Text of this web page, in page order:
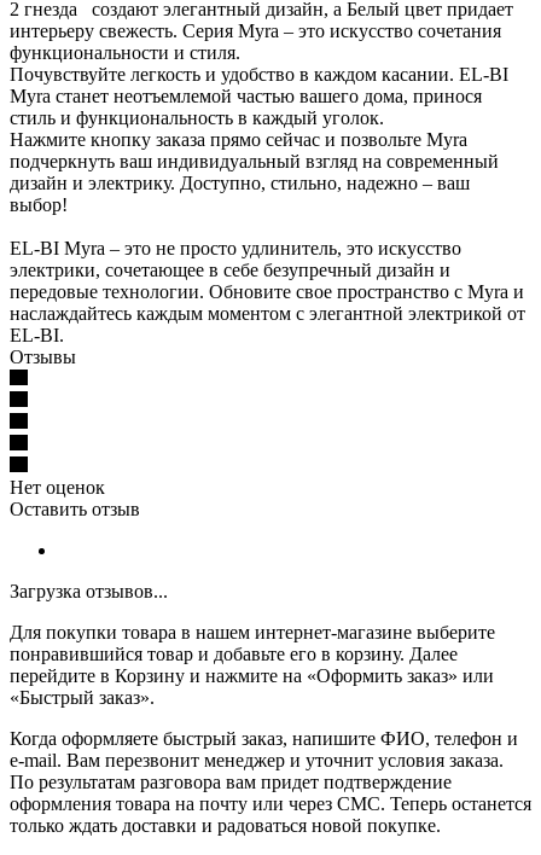
2 гнезда создают элегантный дизайн, а Белый цвет придает
интерьеру свежесть. Серия Myra – это искусство сочетания
функциональности и стиля.
Почувствуйте легкость и удобство в каждом касании. EL-BI
Myra станет неотъемлемой частью вашего дома, принося
стиль и функциональность в каждый уголок.
Нажмите кнопку заказа прямо сейчас и позвольте Myra
подчеркнуть ваш индивидуальный взгляд на современный
дизайн и электрику. Доступно, стильно, надежно – ваш
выбор!
EL-BI Myra – это не просто удлинитель, это искусство
электрики, сочетающее в себе безупречный дизайн и
передовые технологии. Обновите свое пространство с Myra и
наслаждайтесь каждым моментом с элегантной электрикой от
EL-BI.
Отзывы
Нет оценок
Оставить отзыв
Загрузка отзывов...
Для покупки товара в нашем интернет-магазине выберите
понравившийся товар и добавьте его в корзину. Далее
перейдите в Корзину и нажмите на «Оформить заказ» или
«Быстрый заказ».
Когда оформляете быстрый заказ, напишите ФИО, телефон и
e-mail. Вам перезвонит менеджер и уточнит условия заказа.
По результатам разговора вам придет подтверждение
оформления товара на почту или через СМС. Теперь останется
только ждать доставки и радоваться новой покупке.